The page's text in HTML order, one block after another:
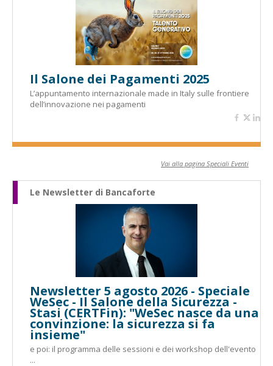
Il Salone dei Pagamenti 2025
L’appuntamento internazionale made in Italy sulle frontiere
dell’innovazione nei pagamenti
Vai alla pagina Speciali Eventi
Le Newsletter di Bancaforte
Newsletter 5 agosto 2026 - Speciale
WeSec - Il Salone della Sicurezza -
Stasi (CERTFin): "WeSec nasce da una
convinzione: la sicurezza si fa
insieme"
e poi: il programma delle sessioni e dei workshop dell'evento
...